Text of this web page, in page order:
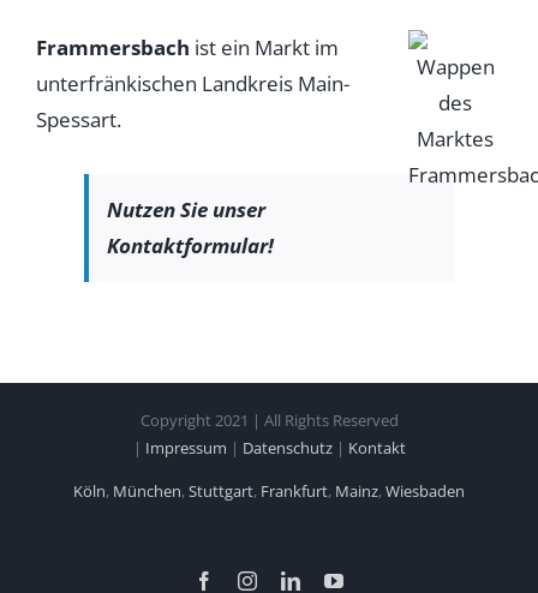
Frammersbach ist ein Markt im
unterfränkischen Landkreis Main-
Spessart.
Nutzen Sie unser
Kontaktformular!
Copyright 2021 | All Rights Reserved
| Impressum | Datenschutz| Kontakt
Köln, München,Stuttgart, Frankfurt, Mainz,Wiesbaden
FacebookInstagramLinkedInYouTube